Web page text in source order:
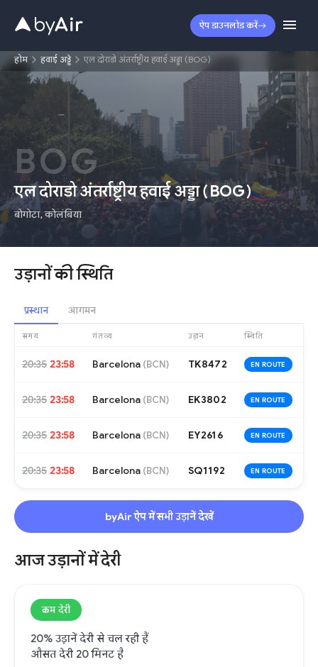
ऐप डाउनलोड करें
होम हवाई अड्डे एल दोराडो अंतर्राष्ट्रीय हवाई अड्डा (BOG)
BOG
एल दोराडो अंतर्राष्ट्रीय हवाई अड्डा(BOG)
बोगोटा,कोलंबिया
उड़ानों की स्थिति
प्रस्थान आगमन
समय गंतव्य उड़ान स्थिति
20:35 23:58 Barcelona (BCN) TK8472 EN ROUTE
20:35 23:58 Barcelona (BCN) EK3802 EN ROUTE
20:35 23:58 Barcelona (BCN) EY2616 EN ROUTE
20:35 23:58 Barcelona (BCN) SQ1192 EN ROUTE
byAir ऐप में सभी उड़ानें देखें
आज उड़ानों में देरी
कम देरी
20% उड़ानें देरी से चल रही हैं
औसत देरी 20 मिनट है